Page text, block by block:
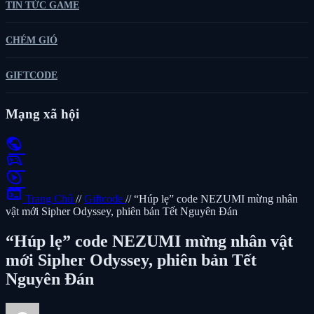
TIN TỨC GAME
CHÉM GIÓ
GIFTCODE
Mạng xã hội
public
sports_esports
play_circle
terminal Trang Chủ // Giftcode // “Húp lẹ” code NEZUMI mừng nhân
vật mới Sipher Odyssey, phiên bản Tết Nguyên Đán
“Húp lẹ” code NEZUMI mừng nhân vật
mới Sipher Odyssey, phiên bản Tết
Nguyên Đán